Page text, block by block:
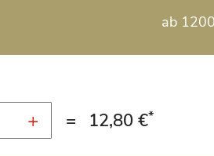
ab
= 12,80 €*